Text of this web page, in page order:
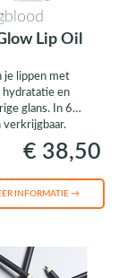
Lip Oil
je lippen met
hydratatie en
glans. In 6
verkrijgbaar.
€ 38,50
INFORMATIE →